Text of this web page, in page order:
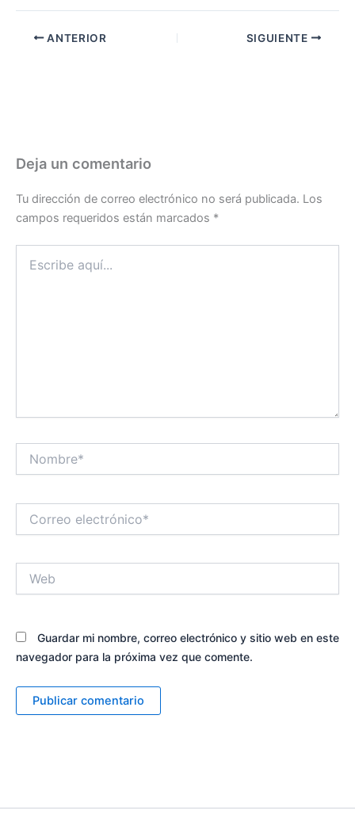
ANTERIOR SIGUIENTE
Deja un comentario
Tu dirección de correo electrónico no será publicada. Los
campos requeridos están marcados *
aquí...
electrónico*
Guardar mi nombre, correo electrónico y sitio web en este
navegador para la próxima vez que comente.